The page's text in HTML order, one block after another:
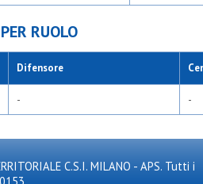
RUOLO
Difensore
- -
C.S.I. MILANO - APS. Tutti i